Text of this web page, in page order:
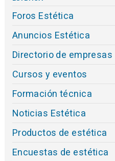
Foros Estética
Anuncios Estética
Directorio de empresas
Cursos y eventos
Formación técnica
Noticias Estética
Productos de estética
Encuestas de estética